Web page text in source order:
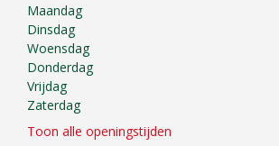
Maandag
Dinsdag
Woensdag
Donderdag
Vrijdag
Zaterdag
Toon alle openingstijden